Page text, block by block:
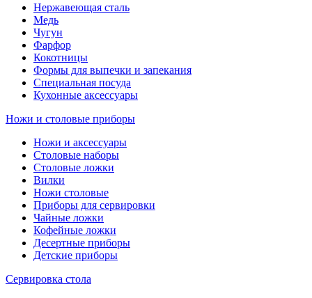
Нержавеющая сталь
Медь
Чугун
Фарфор
Кокотницы
Формы для выпечки и запекания
Специальная посуда
Кухонные аксессуары
Ножи и столовые приборы
Ножи и аксессуары
Столовые наборы
Столовые ложки
Вилки
Ножи столовые
Приборы для сервировки
Чайные ложки
Кофейные ложки
Десертные приборы
Детские приборы
Сервировка стола